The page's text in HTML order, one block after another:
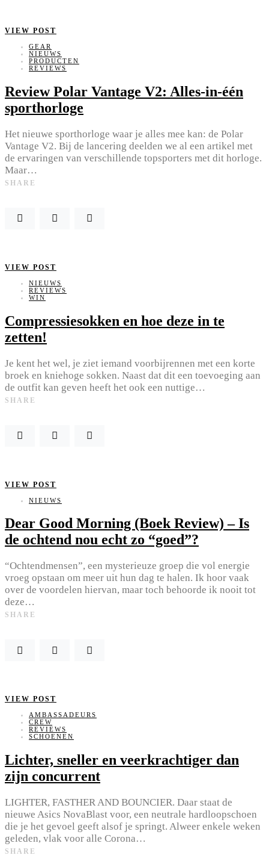
VIEW POST
GEAR
NIEUWS
PRODUCTEN
REVIEWS
Review Polar Vantage V2: Alles-in-één
sporthorloge
Het nieuwe sporthorloge waar je alles mee kan: de Polar
Vantage V2. Bij de lancering deelden we al een artikel met
de ervaringen van verschillende topsporters met dit horloge.
Maar…
SHARE
VIEW POST
NIEUWS
REVIEWS
WIN
Compressiesokken en hoe deze in te
zetten!
Je kent het wel, je ziet iemand voorbijrennen met een korte
broek en kniehoge sokken. Naast dat dit een toevoeging aan
de outfit kan geven heeft het ook een nuttige…
SHARE
VIEW POST
NIEUWS
Dear Good Morning (Boek Review) – Is
de ochtend nou echt zo “goed”?
“Ochtendmensen”, een mysterieuze groep die vol energie
vroeg opstaan om meer uit hun dag te halen. Ik hoor vaak
over de voordelen hiervan, maar toch behoorde ik nooit tot
deze…
SHARE
VIEW POST
AMBASSADEURS
CREW
REVIEWS
SCHOENEN
Lichter, sneller en veerkrachtiger dan
zijn concurrent
LIGHTER, FASTHER AND BOUNCIER. Daar staat de
nieuwe Asics NovaBlast voor, een neutrale hardloopschoen
die je het gevoel geeft alsof je springt. Alweer enkele weken
geleden, vlak voor alle Corona…
SHARE